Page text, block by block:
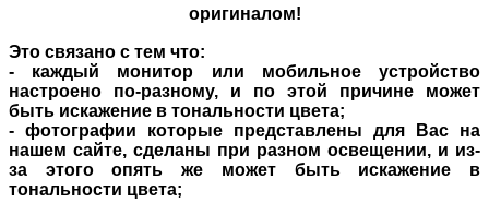
оригиналом!
Это связано с тем что:
- каждый монитор или мобильное устройство
настроено по-разному, и по этой причине может
быть искажение в тональности цвета;
- фотографии которые представлены для Вас на
нашем сайте, сделаны при разном освещении, и из-
за этого опять же может быть искажение в
тональности цвета;